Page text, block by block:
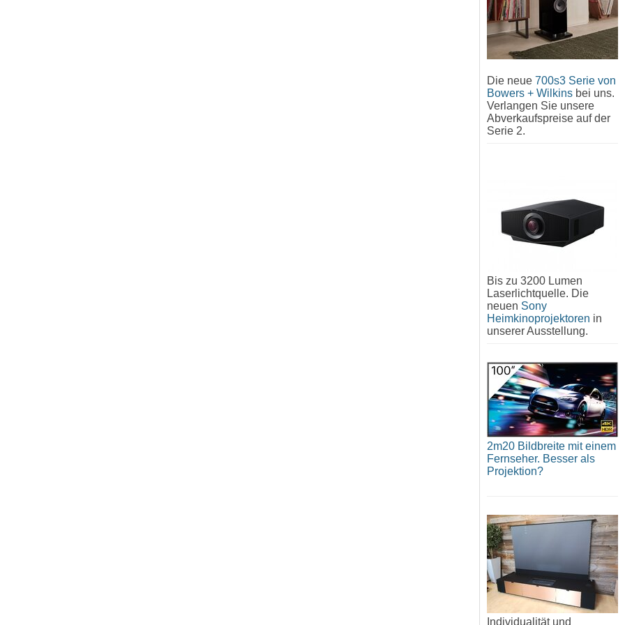
Die neue 700s3 Serie von
Bowers + Wilkins bei uns.
Verlangen Sie unsere
Abverkaufspreise auf der
Serie 2.
Bis zu 3200 Lumen
Laserlichtquelle. Die
neuen Sony
Heimkinoprojektoren in
unserer Ausstellung.
2m20 Bildbreite mit einem
Fernseher. Besser als
Projektion?
Individualität und